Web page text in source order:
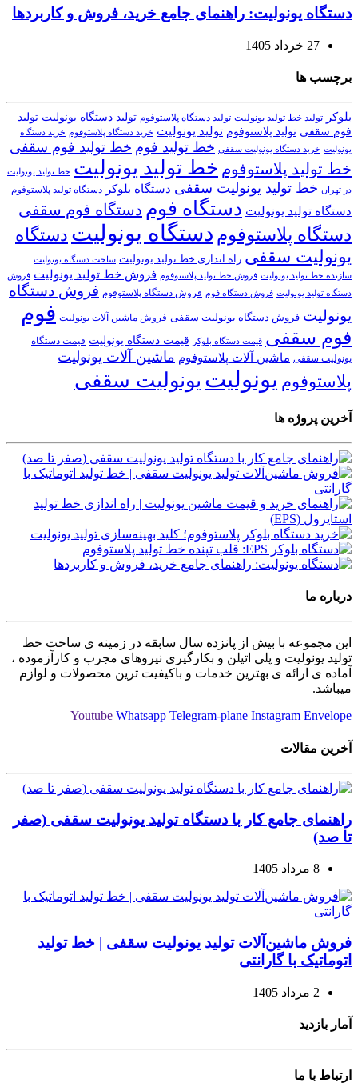
دستگاه یونولیت: راهنمای جامع خرید، فروش و کاربردها
27 خرداد 1405
برچسب ها
بلوکر تولید خط تولید یونولیت تولید دستگاه پلاستوفوم تولید دستگاه یونولیت تولید
فوم سقفی تولید پلاستوفوم تولید یونولیت خرید دستگاه پلاستوفوم خرید دستگاه
یونولیت خرید دستگاه یونولیت سقفی خط تولید فوم خط تولید فوم سقفی
خط تولید پلاستوفوم خط تولید یونولیت خط تولید یونولیت
در تهران خط تولید یونولیت سقفی دستگاه بلوکر دستگاه تولید پلاستوفوم
دستگاه تولید یونولیت دستگاه فوم دستگاه فوم سقفی
دستگاه پلاستوفوم دستگاه یونولیت دستگاه
یونولیت سقفی راه اندازی خط تولید یونولیت ساخت دستگاه یونولیت
سازنده خط تولید یونولیت فروش خط تولید پلاستوفوم فروش خط تولید یونولیت فروش
دستگاه تولید یونولیت فروش دستگاه فوم فروش دستگاه پلاستوفوم فروش دستگاه
یونولیت فروش دستگاه یونولیت سقفی فروش ماشین آلات یونولیت فوم
فوم سقفی قیمت دستگاه بلوکر قیمت دستگاه یونولیت قیمت دستگاه
یونولیت سقفی ماشین آلات پلاستوفوم ماشین آلات یونولیت
پلاستوفوم یونولیت یونولیت سقفی
آخرین پروژه ها
درباره ما
این مجموعه با بیش از پانزده سال سابقه در زمینه ی ساخت خط
تولید یونولیت و پلی اتیلن و بکارگیری نیروهای مجرب و کارآزموده ،
آماده ی ارائه ی بهترین خدمات و باکیفیت ترین محصولات و لوازم
میباشد.
Youtube Whatsapp Telegram-plane Instagram Envelope
آخرین مقالات
راهنمای جامع کار با دستگاه تولید یونولیت سقفی (صفر
تا صد)
8 مرداد 1405
فروش ماشین‌آلات تولید یونولیت سقفی | خط تولید
اتوماتیک با گارانتی
2 مرداد 1405
آمار بازدید
ارتباط با ما